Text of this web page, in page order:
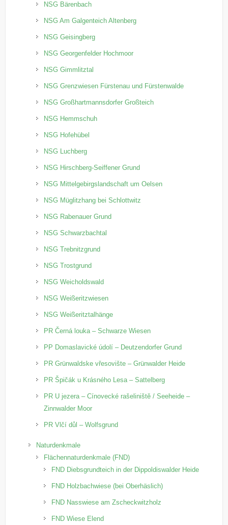
NSG Bärenbach
NSG Am Galgenteich Altenberg
NSG Geisingberg
NSG Georgenfelder Hochmoor
NSG Gimmlitztal
NSG Grenzwiesen Fürstenau und Fürstenwalde
NSG Großhartmannsdorfer Großteich
NSG Hemmschuh
NSG Hofehübel
NSG Luchberg
NSG Hirschberg-Seiffener Grund
NSG Mittelgebirgslandschaft um Oelsen
NSG Müglitzhang bei Schlottwitz
NSG Rabenauer Grund
NSG Schwarzbachtal
NSG Trebnitzgrund
NSG Trostgrund
NSG Weicholdswald
NSG Weißeritzwiesen
NSG Weißeritztalhänge
PR Černá louka – Schwarze Wiesen
PP Domaslavické údolí – Deutzendorfer Grund
PR Grünwaldske vřesovište – Grünwalder Heide
PR Špičák u Krásného Lesa – Sattelberg
PR U jezera – Cínovecké rašeliniště / Seeheide –
Zinnwalder Moor
PR Vlčí důl – Wolfsgrund
Naturdenkmale
Flächennaturdenkmale (FND)
FND Diebsgrundteich in der Dippoldiswalder Heide
FND Holzbachwiese (bei Oberhäslich)
FND Nasswiese am Zscheckwitzholz
FND Wiese Elend